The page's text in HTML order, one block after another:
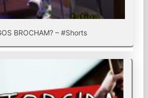
BROCHAM? – #Shorts